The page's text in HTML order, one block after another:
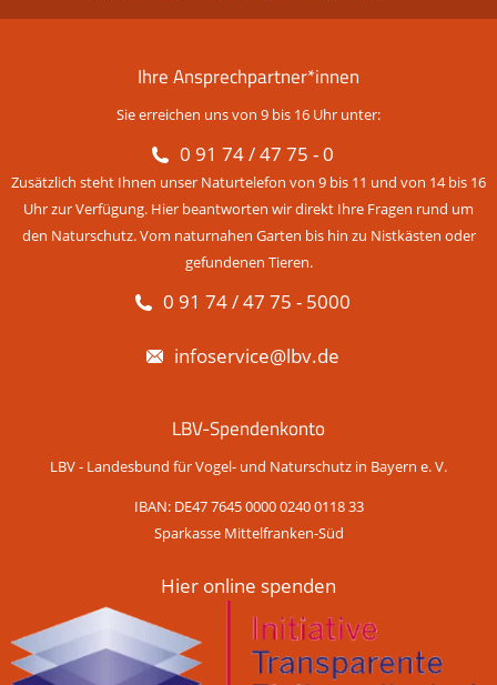
Ihre Ansprechpartner*innen
Sie erreichen uns von 9 bis 16 Uhr unter:
0 91 74 / 47 75 - 0
Zusätzlich steht Ihnen unser Naturtelefon von 9 bis 11 und von 14 bis 16
Uhr zur Verfügung. Hier beantworten wir direkt Ihre Fragen rund um
den Naturschutz. Vom naturnahen Garten bis hin zu Nistkästen oder
gefundenen Tieren.
0 91 74 / 47 75 - 5000
infoservice@lbv.de
LBV-Spendenkonto
LBV - Landesbund für Vogel- und Naturschutz in Bayern e. V.
IBAN: DE47 7645 0000 0240 0118 33
Sparkasse Mittelfranken-Süd
Hier online spenden